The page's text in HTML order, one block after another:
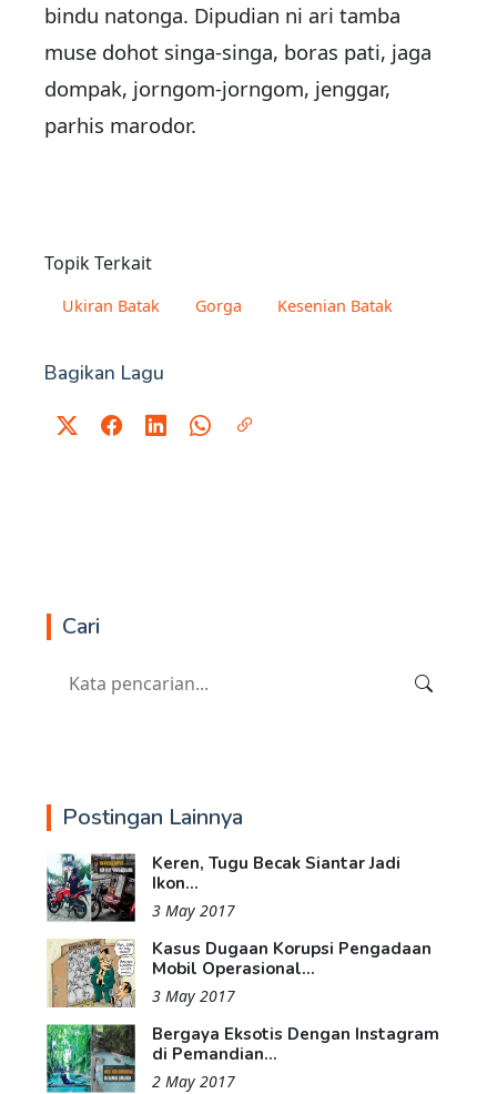
bindu natonga. Dipudian ni ari tamba
muse dohot singa-singa, boras pati, jaga
dompak, jorngom-jorngom, jenggar,
parhis marodor.
Topik Terkait
Ukiran Batak Gorga Kesenian Batak
Bagikan Lagu
Cari
Postingan Lainnya
Keren, Tugu Becak Siantar Jadi
Ikon...
3 May 2017
Kasus Dugaan Korupsi Pengadaan
Mobil Operasional...
3 May 2017
Bergaya Eksotis Dengan Instagram
di Pemandian...
2 May 2017